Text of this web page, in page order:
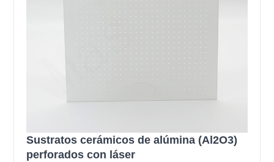
Sustratos cerámicos de alúmina (Al2O3)
perforados con láser